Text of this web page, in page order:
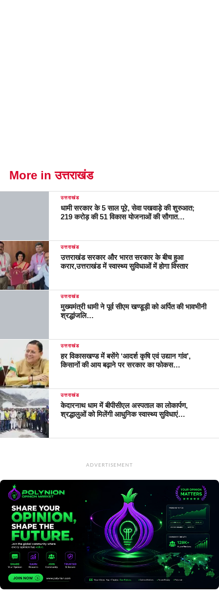
More in उत्तराखंड
उत्तराखंड
धामी सरकार के 5 साल पूरे, सेवा पखवाड़े की शुरुआत;
219 करोड़ की 51 विकास योजनाओं की सौगात…
उत्तराखंड
उत्तराखंड सरकार और भारत सरकार के बीच हुआ
करार,उत्तराखंड में स्वास्थ्य सुविधाओं में होगा विस्तार
उत्तराखंड
मुख्यमंत्री धामी ने पूर्व सीएम खण्डूड़ी को अर्पित की भावभीनी
श्रद्धांजलि…
उत्तराखंड
हर विकासखण्ड में बसेंगे ‘आदर्श कृषि एवं उद्यान गांव’,
किसानों की आय बढ़ाने पर सरकार का फोकस…
उत्तराखंड
केदारनाथ धाम में बीपीसीएल अस्पताल का लोकार्पण,
श्रद्धालुओं को मिलेंगी आधुनिक स्वास्थ्य सुविधाएं…
ADVERTISEMENT